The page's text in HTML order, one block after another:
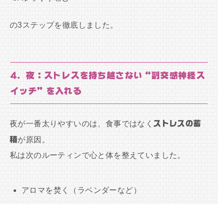
の3ステップを徹底しました。
4. 夜：ストレスを持ち越さない“副交感神経ス
イッチ”を入れる
夜が一番太りやすいのは、食事ではなく ストレスの蓄
積が原因。
私は次のルーティンで心と体を整えていました。
アロマを焚く（ラベンダーなど）